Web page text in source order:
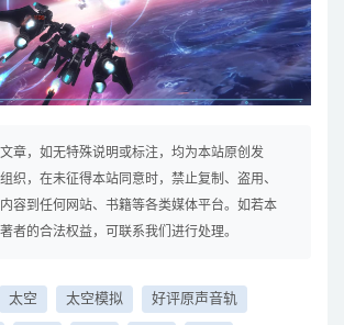
章，如无特殊说明或标注，均为本站原创发
织，在未征得本站同意时，禁止复制、盗用、
容到任何网站、书籍等各类媒体平台。如若本
者的合法权益，可联系我们进行处理。
太空 太空模拟 好评原声音轨